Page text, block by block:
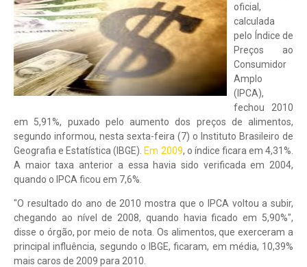
oficial,
calculada
pelo Índice de
Preços ao
Consumidor
Amplo
(IPCA),
fechou 2010
em 5,91%, puxado pelo aumento dos preços de alimentos,
segundo informou, nesta sexta-feira (7) o Instituto Brasileiro de
Geografia e Estatística (IBGE). Em 2009, o índice ficara em 4,31%.
A maior taxa anterior a essa havia sido verificada em 2004,
quando o IPCA ficou em 7,6%.
"O resultado do ano de 2010 mostra que o IPCA voltou a subir,
chegando ao nível de 2008, quando havia ficado em 5,90%",
disse o órgão, por meio de nota. Os alimentos, que exerceram a
principal influência, segundo o IBGE, ficaram, em média, 10,39%
mais caros de 2009 para 2010.